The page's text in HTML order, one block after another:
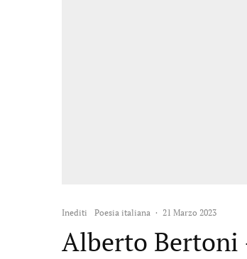
Inediti Poesia italiana · 21 Marzo 2023
Alberto